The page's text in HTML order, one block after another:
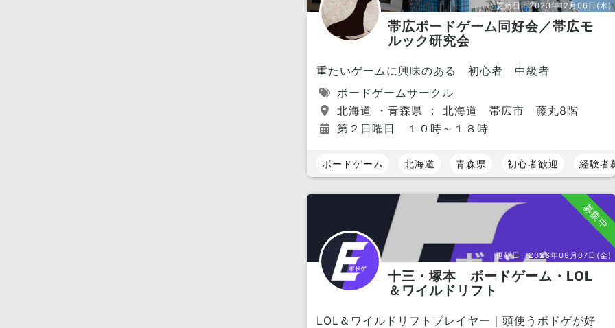
更新日：2023年12月06日(水)
帯広ボードゲーム同好会／帯広モ
ルック研究会
重たいゲームに興味のある 初心者 中級者
ボードゲームサークル
北海道 ・青森県 ： 北海道 帯広市 藤丸8階
第２日曜日 １０時～１８時
ボードゲーム 北海道 青森県 初心者歓迎 経験者
募集中
更新日：2026年08月07日(金)
十三・塚本 ボードゲーム・LOL
＆ワイルドリフト
LOL＆ワイルドリフトプレイヤー｜頭使うボドゲが好